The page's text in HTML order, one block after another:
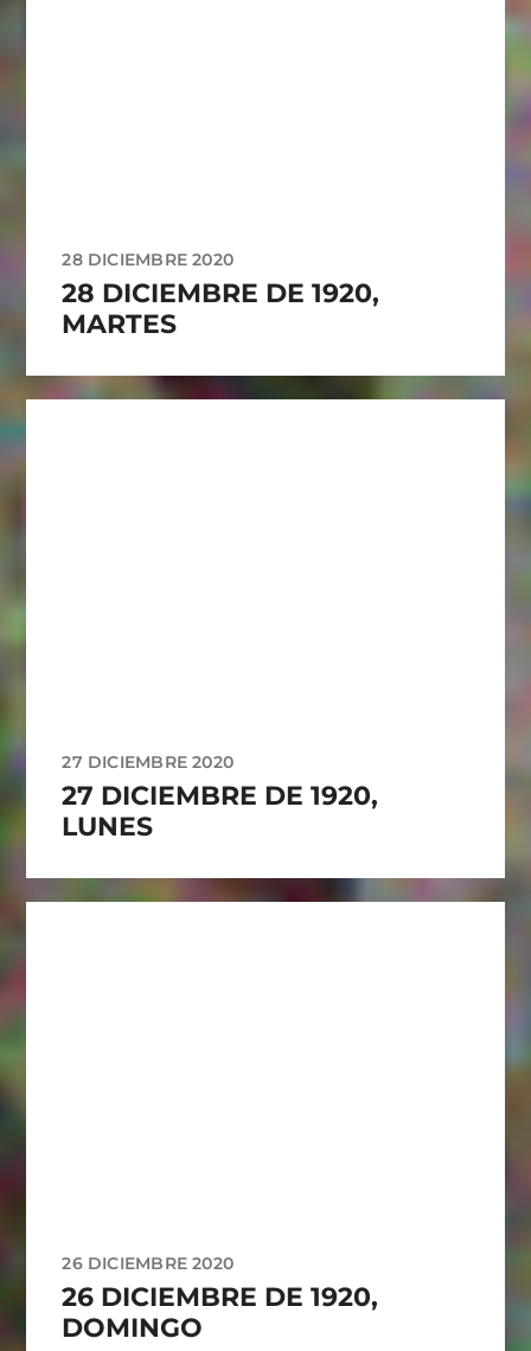
28 DICIEMBRE 2020
28 DICIEMBRE DE 1920,
MARTES
27 DICIEMBRE 2020
27 DICIEMBRE DE 1920,
LUNES
26 DICIEMBRE 2020
26 DICIEMBRE DE 1920,
DOMINGO